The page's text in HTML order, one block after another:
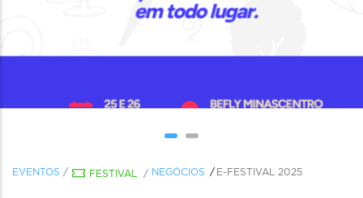
EVENTOS / FESTIVAL / NEGÓCIOS E-FESTIVAL 2025